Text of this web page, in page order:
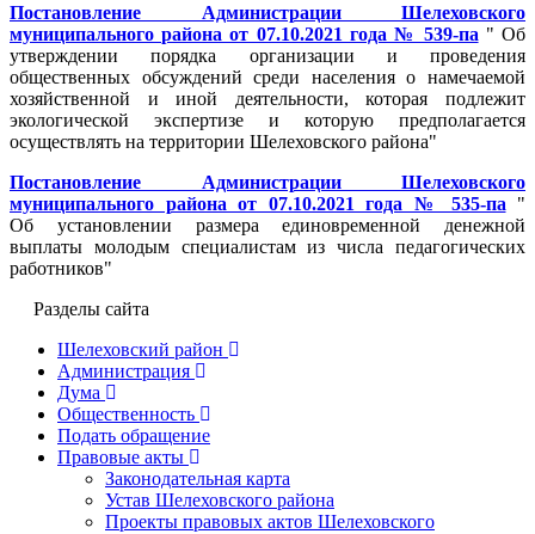
Постановление Администрации Шелеховского
муниципального района от 07.10.2021 года № 539-па " Об
утверждении порядка организации и проведения
общественных обсуждений среди населения о намечаемой
хозяйственной и иной деятельности, которая подлежит
экологической экспертизе и которую предполагается
осуществлять на территории Шелеховского района"
Постановление Администрации Шелеховского
муниципального района от 07.10.2021 года № 535-па "
Об установлении размера единовременной денежной
выплаты молодым специалистам из числа педагогических
работников"
Разделы сайта
Шелеховский район
Администрация
Дума
Общественность
Подать обращение
Правовые акты
Законодательная карта
Устав Шелеховского района
Проекты правовых актов Шелеховского